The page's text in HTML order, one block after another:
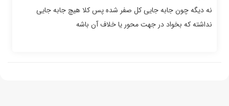
نه دیگه چون جابه جایی کل صفر شده پس کلا هیچ جابه جایی
نداشته که بخواد در جهت محور یا خلاف آن باشه